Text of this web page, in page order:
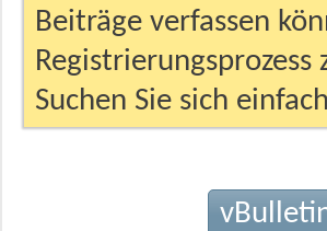
Beiträge verfassen
Suchen Sie sich